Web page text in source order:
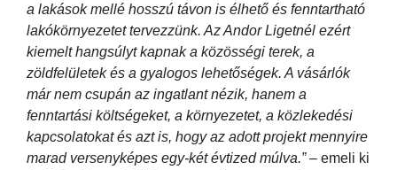
a lakások mellé hosszú távon is élhető és fenntartható
lakókörnyezetet tervezzünk. Az Andor Ligetnél ezért
kiemelt hangsúlyt kapnak a közösségi terek, a
zöldfelületek és a gyalogos lehetőségek. A vásárlók
már nem csupán az ingatlant nézik, hanem a
fenntartási költségeket, a környezetet, a közlekedési
kapcsolatokat és azt is, hogy az adott projekt mennyire
marad versenyképes egy-két évtized múlva.”– emeli ki